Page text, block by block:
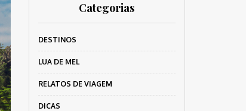
Categorias
DESTINOS
LUA DE MEL
RELATOS DE VIAGEM
DICAS